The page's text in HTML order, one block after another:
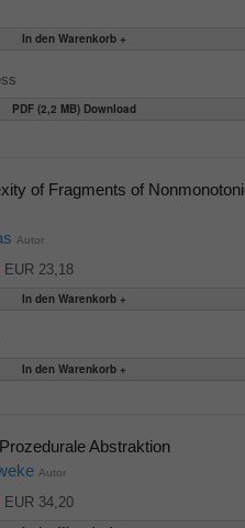
PDF (2,2 MB) Download
of Fragments of
Autor
EUR 23,18
Abstraktion
Autor
EUR 34,20